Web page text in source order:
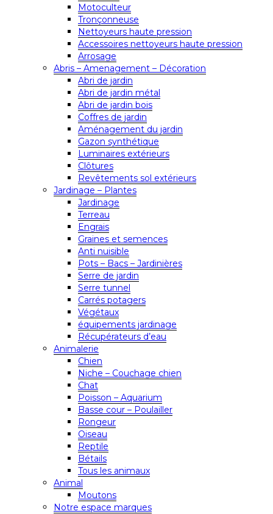
Motoculteur
Tronçonneuse
Nettoyeurs haute pression
Accessoires nettoyeurs haute pression
Arrosage
Abris – Amenagement – Décoration
Abri de jardin
Abri de jardin métal
Abri de jardin bois
Coffres de jardin
Aménagement du jardin
Gazon synthétique
Luminaires extérieurs
Clôtures
Revêtements sol extérieurs
Jardinage – Plantes
Jardinage
Terreau
Engrais
Graines et semences
Anti nuisible
Pots – Bacs – Jardinières
Serre de jardin
Serre tunnel
Carrés potagers
Végétaux
équipements jardinage
Récupérateurs d’eau
Animalerie
Chien
Niche – Couchage chien
Chat
Poisson – Aquarium
Basse cour – Poulailler
Rongeur
Oiseau
Reptile
Bétails
Tous les animaux
Animal
Moutons
Notre espace marques